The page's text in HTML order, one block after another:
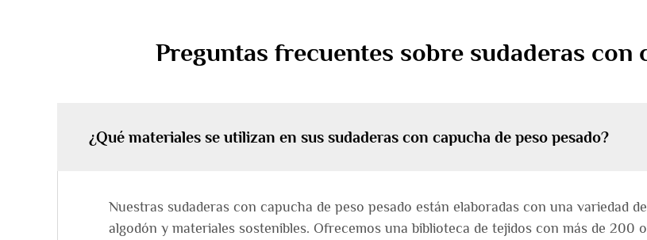
Preguntas frecuentes sobre sudaderas con
¿Qué materiales se utilizan en sus sudaderas con capucha de peso pesado?
Nuestras sudaderas con capucha de peso pesado están elaboradas con una variedad
algodón y materiales sostenibles. Ofrecemos una biblioteca de tejidos con más de 200